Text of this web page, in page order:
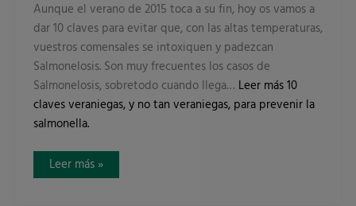
Aunque el verano de 2015 toca a su fin, hoy os vamos a
dar 10 claves para evitar que, con las altas temperaturas,
vuestros comensales se intoxiquen y padezcan
Salmonelosis. Son muy frecuentes los casos de
Salmonelosis, sobretodo cuando llega… Leer más10
claves veraniegas, y no tan veraniegas, para prevenir la
salmonella.
Leer más »